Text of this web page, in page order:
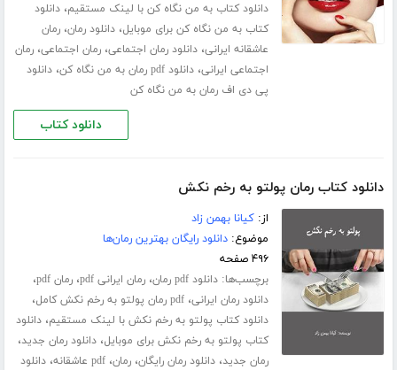
دانلود کتاب به من نگاه کن با لینک مستقیم،دانلود
کتاب به من نگاه کن برای موبایل،دانلود رمان،رمان
عاشقانه ایرانی،دانلود رمان اجتماعی،رمان اجتماعی،رمان
اجتماعی ایرانی،دانلود pdf رمان به من نگاه کن ،دانلود
پی دی اف رمان به من نگاه کن
دانلود کتاب
دانلود کتاب رمان پولتو به رخم نکش
از:کیانا بهمن زاد
موضوع:دانلود رایگان بهترین رمان‌ها
۴۹۶ صفحه
برچسب‌ها:دانلود pdf رمان ،رمان ایرانی pdf ،رمان pdf ،
دانلود رمان ایرانی،pdf رمان پولتو به رخم نکش کامل ،
دانلود کتاب پولتو به رخم نکش با لینک مستقیم،دانلود
کتاب پولتو به رخم نکش برای موبایل،دانلود رمان جدید،
رمان جدید،دانلود رمان رایگان،رمان،pdf عاشقانه ،دانلود